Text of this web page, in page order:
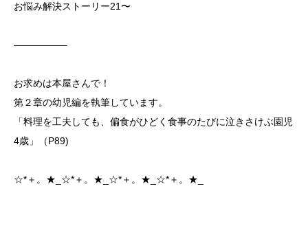
お悩み解決ストーリー21〜
—————–
お求めは本屋さんで！
第２章の幼児編を執筆しています。
「料理を工夫しても、偏食がひどく食事のたびに泣きさけぶ園児
4歳」（P89)
☆*＋。★_☆*＋。★_☆*＋。★_☆*＋。★_